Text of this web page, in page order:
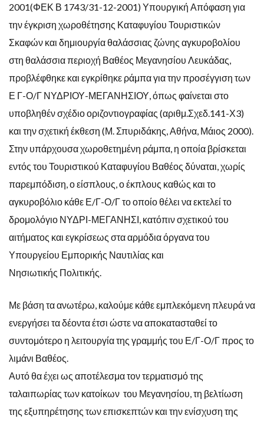
2001(ΦΕΚ Β 1743/31-12-2001) Υπουργική Απόφαση για
την έγκριση χωροθέτησης Καταφυγίου Τουριστικών
Σκαφών και δημιουργία θαλάσσιας ζώνης αγκυροβολίου
στη θαλάσσια περιοχή Βαθέος Μεγανησίου Λευκάδας,
προβλέφθηκε και εγκρίθηκε ράμπα για την προσέγγιση των
Ε Γ-Ο/Γ ΝΥΔΡΙΟΥ-ΜΕΓΑΝΗΣΙΟΥ, όπως φαίνεται στο
υποβληθέν σχέδιο οριζοντιογραφίας (αριθμ.Σχεδ.141-Χ3)
και την σχετική έκθεση (Μ. Σπυριδάκης, Αθήνα, Μάιος 2000).
Στην υπάρχουσα χωροθετημένη ράμπα, η οποία βρίσκεται
εντός του Τουριστικού Καταφυγίου Βαθέος δύναται, χωρίς
παρεμπόδιση, ο είσπλους, ο έκπλους καθώς και το
αγκυροβόλιο κάθε Ε/Γ-Ο/Γ το οποίο θέλει να εκτελεί το
δρομολόγιο ΝΥΔΡΙ-ΜΕΓΑΝΗΣΙ, κατόπιν σχετικού του
αιτήματος και εγκρίσεως στα αρμόδια όργανα του
Υπουργείου Εμπορικής Ναυτιλίας και
Νησιωτικής Πολιτικής.
Με βάση τα ανωτέρω, καλούμε κάθε εμπλεκόμενη πλευρά να
ενεργήσει τα δέοντα έτσι ώστε να αποκατασταθεί το
συντομότερο η λειτουργία της γραμμής του Ε/Γ-Ο/Γ προς το
λιμάνι Βαθέος.
Αυτό θα έχει ως αποτέλεσμα τον τερματισμό της
ταλαιπωρίας των κατοίκων του Μεγανησίου, τη βελτίωση
της εξυπηρέτησης των επισκεπτών και την ενίσχυση της